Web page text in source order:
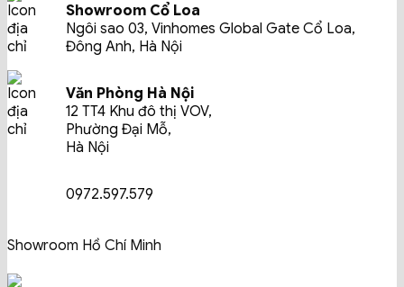
Showroom Cổ Loa
Ngôi sao 03, Vinhomes Global Gate Cổ Loa,
Đông Anh, Hà Nội
Văn Phòng Hà Nội
12 TT4 Khu đô thị VOV,
Phường Đại Mỗ,
Hà Nội
0972.597.579
Showroom Hồ Chí Minh